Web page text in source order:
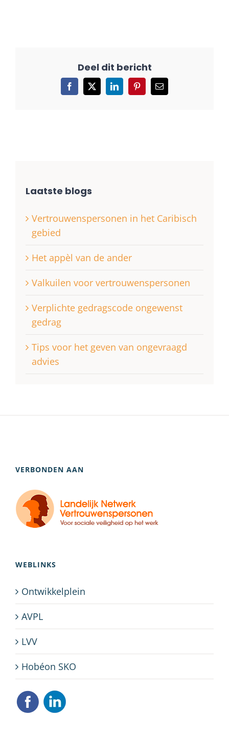
Facebook
X LinkedInPinterest
E-
mail
Laatste blogs
Vertrouwenspersonen in het Caribisch
gebied
Het appèl van de ander
Valkuilen voor vertrouwenspersonen
Verplichte gedragscode ongewenst
gedrag
Tips voor het geven van ongevraagd
advies
VERBONDEN AAN
WEBLINKS
Ontwikkelplein
AVPL
LVV
Hobéon SKO